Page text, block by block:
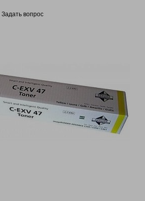
Задать вопрос